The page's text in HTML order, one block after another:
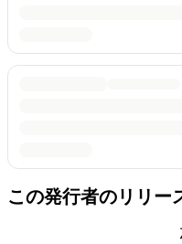
この発行者のリリー